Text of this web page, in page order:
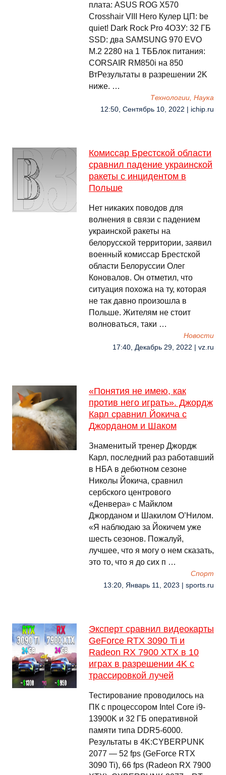
плата: ASUS ROG X570
Crosshair VIII Hero Кулер ЦП: be
quiet! Dark Rock Pro 4ОЗУ: 32 ГБ
SSD: два SAMSUNG 970 EVO
M.2 2280 на 1 ТББлок питания:
CORSAIR RM850i на 850
ВтРезультаты в разрешении 2K
ниже. …
Технологии, Наука
12:50, Сентябрь 10, 2022 | ichip.ru
Комиссар Брестской области
сравнил падение украинской
ракеты с инцидентом в
Польше
Нет никаких поводов для
волнения в связи с падением
украинской ракеты на
белорусской территории, заявил
военный комиссар Брестской
области Белоруссии Олег
Коновалов. Он отметил, что
ситуация похожа на ту, которая
не так давно произошла в
Польше. Жителям не стоит
волноваться, таки …
Новости
17:40, Декабрь 29, 2022 | vz.ru
«Понятия не имею, как
против него играть». Джордж
Карл сравнил Йокича с
Джорданом и Шаком
Знаменитый тренер Джордж
Карл, последний раз работавший
в НБА в дебютном сезоне
Николы Йокича, сравнил
сербского центрового
«Денвера» с Майклом
Джорданом и Шакилом О’Нилом.
«Я наблюдаю за Йокичем уже
шесть сезонов. Пожалуй,
лучшее, что я могу о нем сказать,
это то, что я до сих п …
Спорт
13:20, Январь 11, 2023 | sports.ru
Эксперт сравнил видеокарты
GeForce RTX 3090 Ti и
Radeon RX 7900 XTX в 10
играх в разрешении 4K с
трассировкой лучей
Тестирование проводилось на
ПК с процессором Intel Core i9-
13900K и 32 ГБ оперативной
памяти типа DDR5-6000.
Результаты в 4K:CYBERPUNK
2077 — 52 fps (GeForce RTX
3090 Ti), 66 fps (Radeon RX 7900